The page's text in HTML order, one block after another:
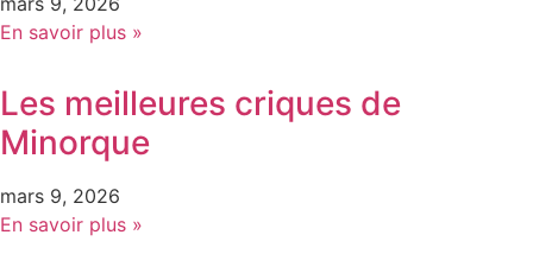
En savoir plus »
Les meilleures criques de
Minorque
mars 9, 2026
En savoir plus »